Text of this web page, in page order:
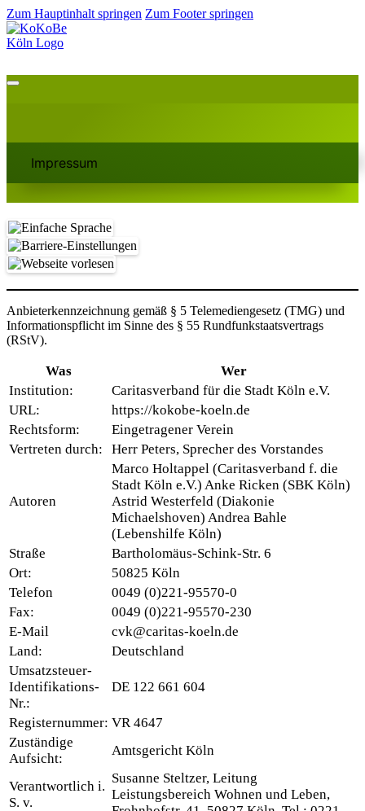
Zum Hauptinhalt springen Zum Footer springen
Impressum
Anbieterkennzeichnung gemäß § 5 Telemediengesetz (TMG) und
Informationspflicht im Sinne des § 55 Rundfunkstaatsvertrags
(RStV).
Was
Wer
Institution:
Caritasverband für die Stadt Köln e.V.
URL:
https://kokobe-koeln.de
Rechtsform:
Eingetragener Verein
Vertreten durch:
Herr Peters, Sprecher des Vorstandes
Autoren
Marco Holtappel (Caritasverband f. die
Stadt Köln e.V.) Anke Ricken (SBK Köln)
Astrid Westerfeld (Diakonie
Michaelshoven) Andrea Bahle
(Lebenshilfe Köln)
Straße
Bartholomäus-Schink-Str. 6
Ort:
50825 Köln
Telefon
0049 (0)221-95570-0
Fax:
0049 (0)221-95570-230
E-Mail
cvk@caritas-koeln.de
Land:
Deutschland
Umsatzsteuer-
Identifikations-
Nr.:
DE 122 661 604
Registernummer: VR 4647
Zuständige
Aufsicht:
Amtsgericht Köln
Verantwortlich i.
S. v.
Susanne Steltzer, Leitung
Leistungsbereich Wohnen und Leben,